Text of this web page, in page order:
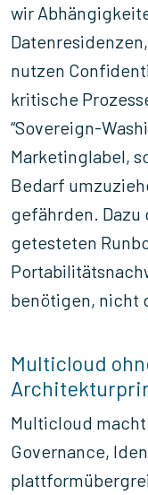
wir
nutzen
kritische
“Sovereign-
Marketinglabel,
Bedarf
gefährden.
getesteten
benötigen, nicht
Multicloud
Multicloud
Governance,